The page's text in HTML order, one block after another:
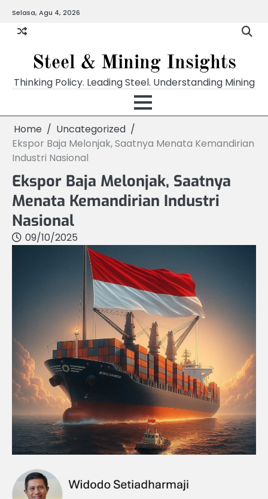
content
Selasa, Agu 4, 2026
Steel & Mining Insights
Thinking Policy. Leading Steel. Understanding Mining
Home
Uncategorized
Ekspor Baja Melonjak, Saatnya Menata Kemandirian
Industri Nasional
Ekspor Baja Melonjak, Saatnya
Menata Kemandirian Industri
Nasional
09/10/2025